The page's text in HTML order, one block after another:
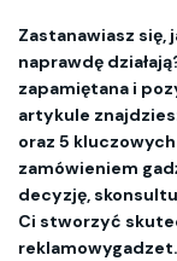
Zastanawiasz
naprawdę
zapamiętana i
artykule
oraz 5
zamówieniem
decyzję,
Ci stworzyć